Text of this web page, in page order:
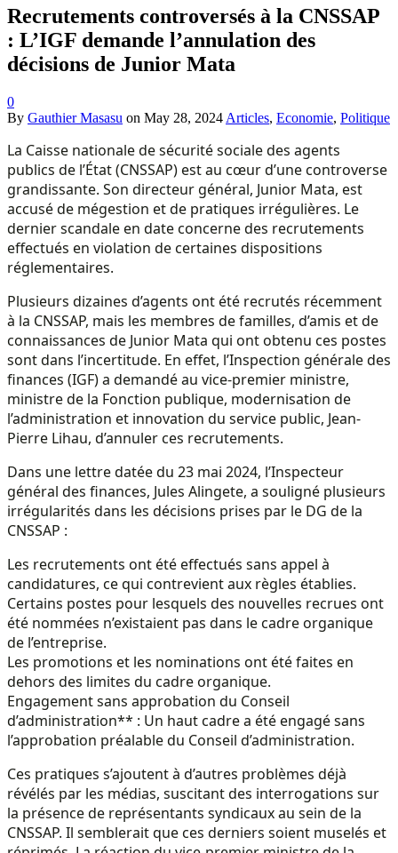
Recrutements controversés à la CNSSAP
: L’IGF demande l’annulation des
décisions de Junior Mata
0
By Gauthier Masasu on May 28, 2024 Articles, Economie, Politique
La Caisse nationale de sécurité sociale des agents
publics de l’État (CNSSAP) est au cœur d’une controverse
grandissante. Son directeur général, Junior Mata, est
accusé de mégestion et de pratiques irrégulières. Le
dernier scandale en date concerne des recrutements
effectués en violation de certaines dispositions
réglementaires.
Plusieurs dizaines d’agents ont été recrutés récemment
à la CNSSAP, mais les membres de familles, d’amis et de
connaissances de Junior Mata qui ont obtenu ces postes
sont dans l’incertitude. En effet, l’Inspection générale des
finances (IGF) a demandé au vice-premier ministre,
ministre de la Fonction publique, modernisation de
l’administration et innovation du service public, Jean-
Pierre Lihau, d’annuler ces recrutements.
Dans une lettre datée du 23 mai 2024, l’Inspecteur
général des finances, Jules Alingete, a souligné plusieurs
irrégularités dans les décisions prises par le DG de la
CNSSAP :
Les recrutements ont été effectués sans appel à
candidatures, ce qui contrevient aux règles établies.
Certains postes pour lesquels des nouvelles recrues ont
été nommées n’existaient pas dans le cadre organique
de l’entreprise.
Les promotions et les nominations ont été faites en
dehors des limites du cadre organique.
Engagement sans approbation du Conseil
d’administration** : Un haut cadre a été engagé sans
l’approbation préalable du Conseil d’administration.
Ces pratiques s’ajoutent à d’autres problèmes déjà
révélés par les médias, suscitant des interrogations sur
la présence de représentants syndicaux au sein de la
CNSSAP. Il semblerait que ces derniers soient muselés et